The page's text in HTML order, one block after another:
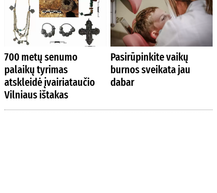
700 metų senumo
palaikų tyrimas
atskleidė įvairiataučio
Vilniaus ištakas
Pasirūpinkite vaikų
burnos sveikata jau
dabar